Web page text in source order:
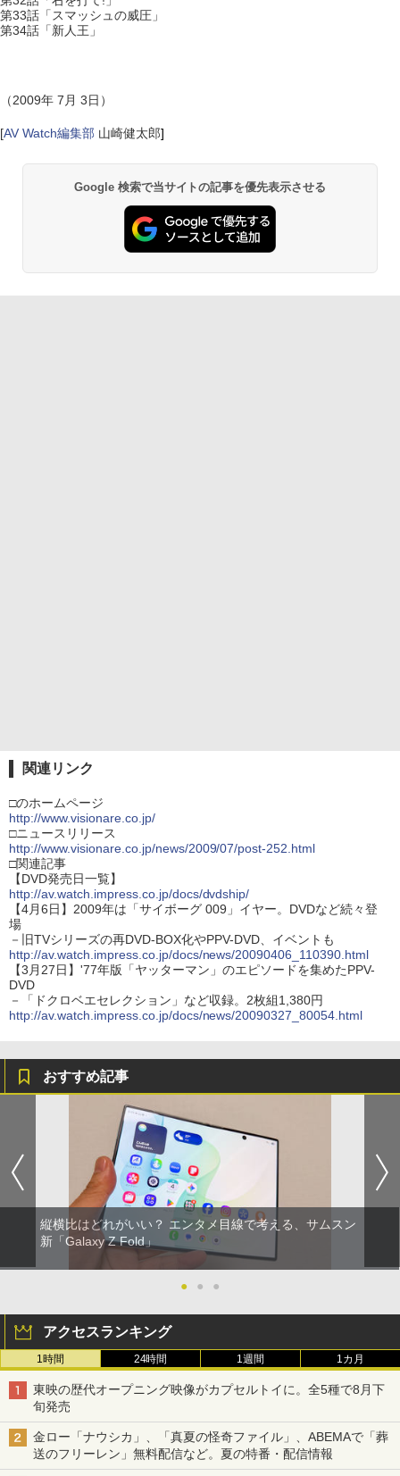
第33話「スマッシュの威圧」
第34話「新人王」
（2009年 7月 3日）
[AV Watch編集部 山崎健太郎]
Google 検索で当サイトの記事を優先表示させる
関連リンク
□のホームページ
http://www.visionare.co.jp/
□ニュースリリース
http://www.visionare.co.jp/news/2009/07/post-252.html
□関連記事
【DVD発売日一覧】
http://av.watch.impress.co.jp/docs/dvdship/
【4月6日】2009年は「サイボーグ 009」イヤー。DVDなど続々登
場
－旧TVシリーズの再DVD-BOX化やPPV-DVD、イベントも
http://av.watch.impress.co.jp/docs/news/20090406_110390.html
【3月27日】'77年版「ヤッターマン」のエピソードを集めたPPV-
DVD
－「ドクロベエセレクション」など収録。2枚組1,380円
http://av.watch.impress.co.jp/docs/news/20090327_80054.html
おすすめ記事
縦横比はどれがいい？ エンタメ目線で考える、サムスン
新「Galaxy Z Fold」
● ● ●
アクセスランキング
1時間 24時間 1週間 1カ月
東映の歴代オープニング映像がカプセルトイに。全5種で8月下
旬発売
金ロー「ナウシカ」、「真夏の怪奇ファイル」、ABEMAで「葬
送のフリーレン」無料配信など。夏の特番・配信情報